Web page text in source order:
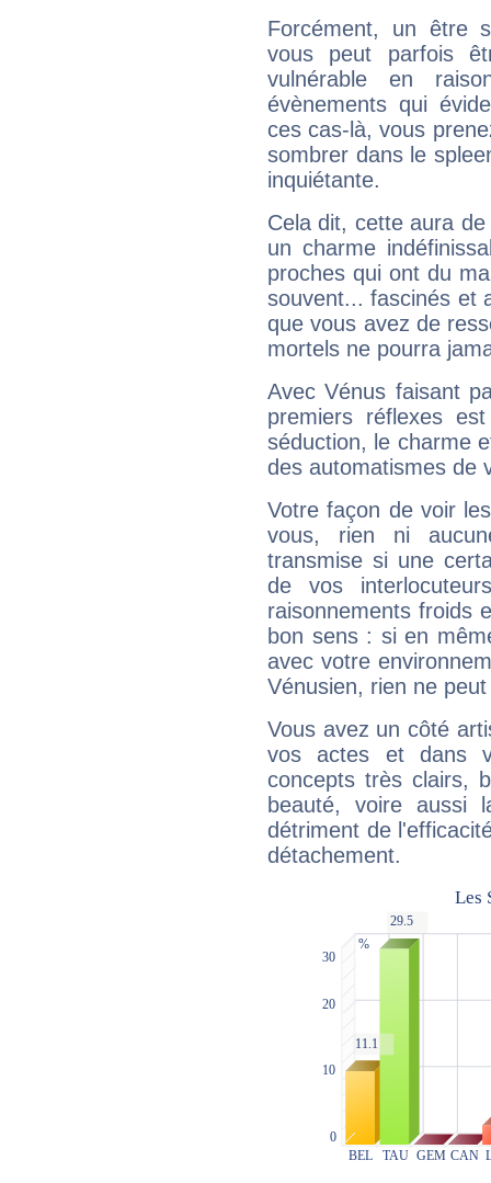
Forcément, un être
vous peut parfois
vulnérable en
évènements qui
ces cas-là, vous
sombrer dans le
inquiétante.
Cela dit, cette aura
un charme
proches qui ont du
souvent... fascinés et
que vous avez de
mortels ne pourra
Avec Vénus faisant
premiers réflexes
séduction, le charme
des automatismes de
Votre façon de voir
vous, rien ni
transmise si une
de vos
raisonnements froids
bon sens : si en
avec votre
Vénusien, rien ne
Vous avez un côté
vos actes et dans
concepts très clairs,
beauté, voire aussi
détriment de
détachement.